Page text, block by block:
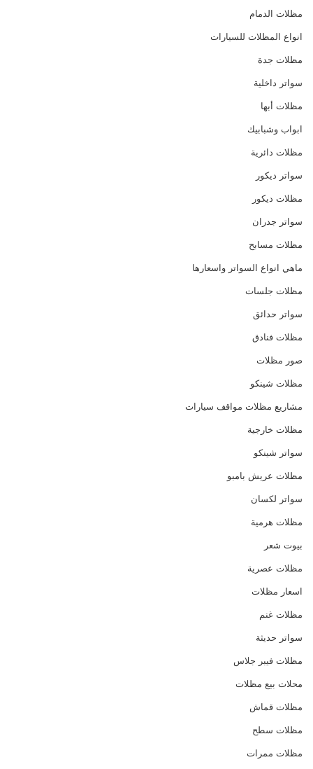
مظلات الدمام
انواع المظلات للسيارات
مظلات جدة
سواتر داخلية
مظلات أبها
ابواب وشبابيك
مظلات دائرية
سواتر ديكور
مظلات ديكور
سواتر جدران
مظلات مسابح
ماهي انواع السواتر واسعارها
مظلات جلسات
سواتر حدائق
مظلات فنادق
صور مظلات
مظلات شينكو
مشاريع مظلات مواقف سيارات
مظلات خارجية
سواتر شينكو
مظلات عريش بامبو
سواتر لكسان
مظلات هرمية
بيوت شعر
مظلات عصرية
اسعار مظلات
مظلات غنم
سواتر حديثة
مظلات فيبر جلاس
محلات بيع مظلات
مظلات قماش
مظلات سطح
مظلات ممرات